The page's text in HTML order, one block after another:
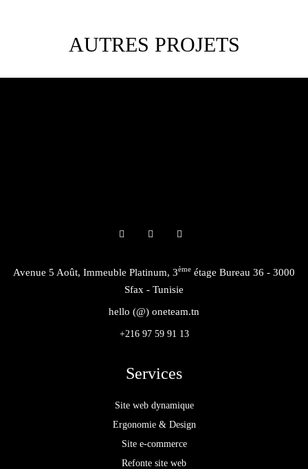
AUTRES PROJETS
Avenue 5 Août, Immeuble Platinum, 3ème étage Bureau 36 - 3000
Sfax - Tunisie
hello (@) oneteam.tn
+216 97 59 91 13
Services
Site web dynamique
Ergonomie & Design
Site e-commerce
Refonte site web